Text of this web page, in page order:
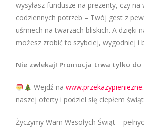
wysyłasz fundusze na prezenty, czy na
codziennych potrzeb – Twój gest z
uśmiech na twarzach bliskich. A dzięki
możesz zrobić to szybciej, wygodniej i
Nie zwlekaj! Promocja trwa tylko do
Wejdź na
naszej oferty i podziel się ciepłem
Życzymy Wam Wesołych Świąt –